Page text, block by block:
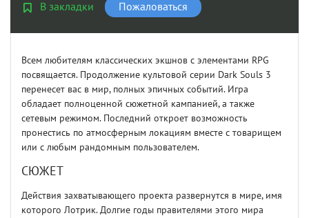
В закладки Пожаловаться
Всем любителям классических экшнов с элементами RPG
посвящается. Продолжение культовой серии Dark Souls 3
перенесет вас в мир, полных эпичных событий. Игра
обладает полноценной сюжетной кампанией, а также
сетевым режимом. Последний откроет возможность
пронестись по атмосферным локациям вместе с товарищем
или с любым рандомным пользователем.
СЮЖЕТ
Действия захватывающего проекта развернутся в мире, имя
которого Лотрик. Долгие годы правителями этого мира